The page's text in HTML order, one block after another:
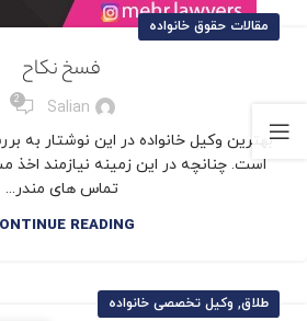
مقالات حقوق خانواده
فسخ نکاح
Salian
2
بهترین وکیل خانواده در این نوشتار به
است. چنانچه در این زمینه نیازمند اخذ
تماس های مندر...
READING
طلاق, وکیل تخصصی خانواده